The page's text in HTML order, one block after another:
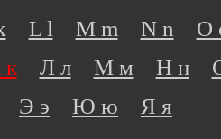
L l M m N n O
Л л М м Н н
Э э Ю ю
Я я